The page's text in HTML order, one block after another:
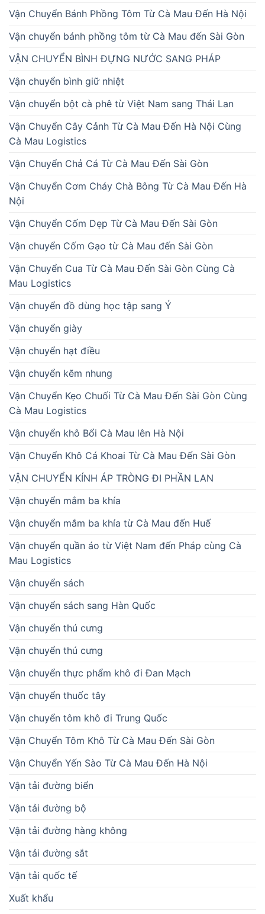
Vận Chuyển Bánh Phồng Tôm Từ Cà Mau Đến Hà Nội
Vận chuyển bánh phồng tôm từ Cà Mau đến Sài Gòn
VẬN CHUYỂN BÌNH ĐỰNG NƯỚC SANG PHÁP
Vận chuyển bình giữ nhiệt
Vận chuyển bột cà phê từ Việt Nam sang Thái Lan
Vận Chuyển Cây Cảnh Từ Cà Mau Đến Hà Nội Cùng
Cà Mau Logistics
Vận Chuyển Chả Cá Từ Cà Mau Đến Sài Gòn
Vận Chuyển Cơm Cháy Chà Bông Từ Cà Mau Đến Hà
Nội
Vận Chuyển Cốm Dẹp Từ Cà Mau Đến Sài Gòn
Vận chuyển Cốm Gạo từ Cà Mau đến Sài Gòn
Vận Chuyển Cua Từ Cà Mau Đến Sài Gòn Cùng Cà
Mau Logistics
Vận chuyển đồ dùng học tập sang Ý
Vận chuyển giày
Vận chuyển hạt điều
Vận chuyển kẽm nhung
Vận Chuyển Kẹo Chuối Từ Cà Mau Đến Sài Gòn Cùng
Cà Mau Logistics
Vận chuyển khô Bổi Cà Mau lên Hà Nội
Vận Chuyển Khô Cá Khoai Từ Cà Mau Đến Sài Gòn
VẬN CHUYỂN KÍNH ÁP TRÒNG ĐI PHẦN LAN
Vận chuyển mắm ba khía
Vận chuyển mắm ba khía từ Cà Mau đến Huế
Vận chuyển quần áo từ Việt Nam đến Pháp cùng Cà
Mau Logistics
Vận chuyển sách
Vận chuyển sách sang Hàn Quốc
Vận chuyển thú cưng
Vận chuyển thú cưng
Vận chuyển thực phẩm khô đi Đan Mạch
Vận chuyển thuốc tây
Vận chuyển tôm khô đi Trung Quốc
Vận Chuyển Tôm Khô Từ Cà Mau Đến Sài Gòn
Vận Chuyển Yến Sào Từ Cà Mau Đến Hà Nội
Vận tải đường biển
Vận tải đường bộ
Vận tải đường hàng không
Vận tải đường sắt
Vận tải quốc tế
Xuất khẩu